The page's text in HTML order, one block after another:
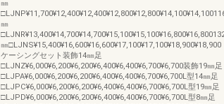
㎜
㎜
㎜□LJNS¥15,400¥16,600¥16,600¥17,100¥17,100¥18,900¥18,900
ケーシングセット装飾14㎜足
□LJNZ¥6,000¥6,200¥6,200¥6,400¥6,400¥6,700¥6,700装飾19㎜足
□LJPA¥6,000¥6,200¥6,200¥6,400¥6,400¥6,700¥6,700L型14㎜足
□LJPC¥6,000¥6,200¥6,200¥6,400¥6,400¥6,700¥6,700L型19㎜足
□LJPD¥6,000¥6,200¥6,200¥6,400¥6,400¥6,700¥6,700L型8㎜足